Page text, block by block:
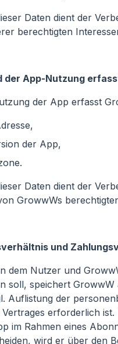
Daten dient der
berechtigten
der App-Nutzung
der App erfasst
der App,
Daten dient der
GrowwWs
und
dem Nutzer und
soll, speichert
Auflistung der
Vertrages erforderlich
im Rahmen eines
wird er über den